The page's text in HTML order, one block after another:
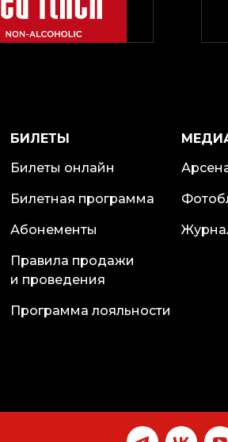
БИЛЕТЫ
Билеты онлайн
Билетная программа
Абонементы
Правила продажи
и проведения
Программа лояльности